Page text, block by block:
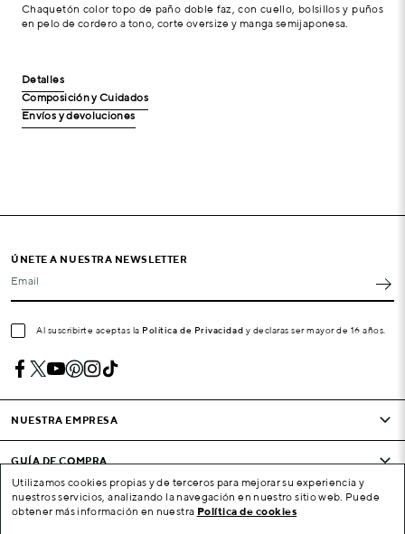
Chaquetón color topo de paño doble faz, con cuello, bolsillos y puños
en pelo de cordero a tono, corte oversize y manga semijaponesa.
Detalles
Composición y Cuidados
Envíos y devoluciones
ÚNETE A NUESTRA NEWSLETTER
Email
Al suscribirte aceptas la Política de Privacidad y declaras ser mayor de 16 años.
NUESTRA EMPRESA
GUÍA DE COMPRA
CONDICIONES Y EMPRESA
Utilizamos cookies propias y de terceros para mejorar su experiencia y
nuestros servicios, analizando la navegación en nuestro sitio web. Puede
obtener más información en nuestra Política de cookies